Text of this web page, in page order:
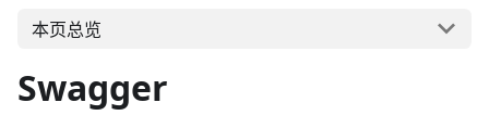
本页总览
Swagger